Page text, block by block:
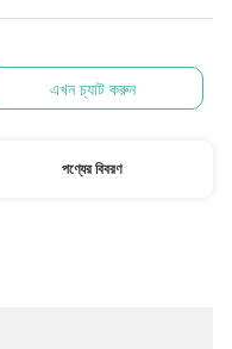
এখন চ্যাট করুন
পণ্যের বিবরণ